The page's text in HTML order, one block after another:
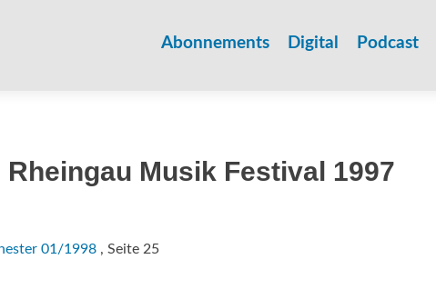
Abonnements Digital Podcast
Rheingau Musik Festival 1997
01/1998 , Seite 25